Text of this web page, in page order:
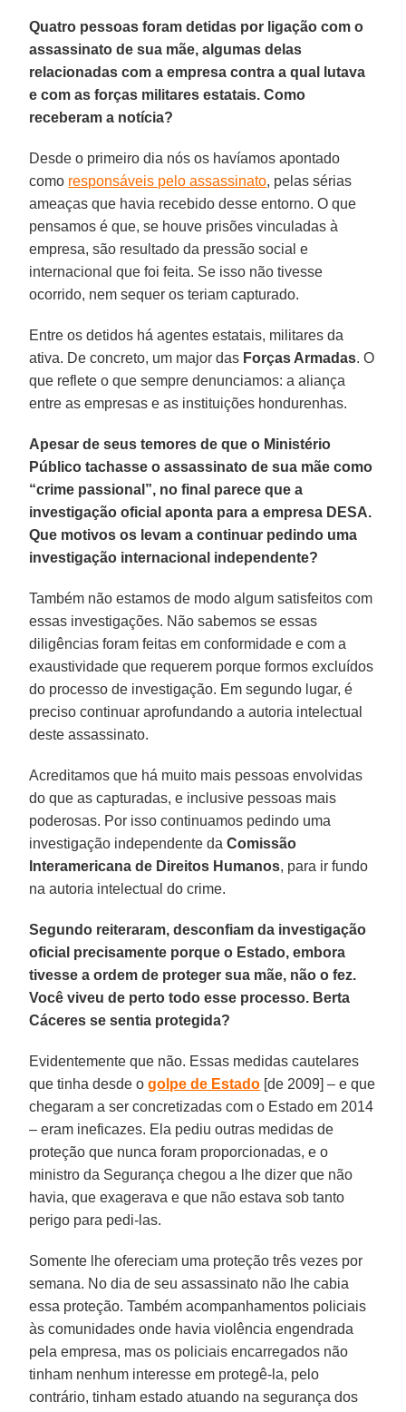
Quatro pessoas foram detidas por ligação com o
assassinato de sua mãe, algumas delas
relacionadas com a empresa contra a qual lutava
e com as forças militares estatais. Como
receberam a notícia?
Desde o primeiro dia nós os havíamos apontado
como responsáveis pelo assassinato, pelas sérias
ameaças que havia recebido desse entorno. O que
pensamos é que, se houve prisões vinculadas à
empresa, são resultado da pressão social e
internacional que foi feita. Se isso não tivesse
ocorrido, nem sequer os teriam capturado.
Entre os detidos há agentes estatais, militares da
ativa. De concreto, um major das Forças Armadas. O
que reflete o que sempre denunciamos: a aliança
entre as empresas e as instituições hondurenhas.
Apesar de seus temores de que o Ministério
Público tachasse o assassinato de sua mãe como
“crime passional”, no final parece que a
investigação oficial aponta para a empresa DESA.
Que motivos os levam a continuar pedindo uma
investigação internacional independente?
Também não estamos de modo algum satisfeitos com
essas investigações. Não sabemos se essas
diligências foram feitas em conformidade e com a
exaustividade que requerem porque formos excluídos
do processo de investigação. Em segundo lugar, é
preciso continuar aprofundando a autoria intelectual
deste assassinato.
Acreditamos que há muito mais pessoas envolvidas
do que as capturadas, e inclusive pessoas mais
poderosas. Por isso continuamos pedindo uma
investigação independente daComissão
Interamericana de Direitos Humanos, para ir fundo
na autoria intelectual do crime.
Segundo reiteraram, desconfiam da investigação
oficial precisamente porque o Estado, embora
tivesse a ordem de proteger sua mãe, não o fez.
Você viveu de perto todo esse processo. Berta
Cáceres se sentia protegida?
Evidentemente que não. Essas medidas cautelares
que tinha desde ogolpe de Estado [de 2009] – e que
chegaram a ser concretizadas com o Estado em 2014
– eram ineficazes. Ela pediu outras medidas de
proteção que nunca foram proporcionadas, e o
ministro da Segurança chegou a lhe dizer que não
havia, que exagerava e que não estava sob tanto
perigo para pedi-las.
Somente lhe ofereciam uma proteção três vezes por
semana. No dia de seu assassinato não lhe cabia
essa proteção. Também acompanhamentos policiais
às comunidades onde havia violência engendrada
pela empresa, mas os policiais encarregados não
tinham nenhum interesse em protegê-la, pelo
contrário, tinham estado atuando na segurança dos